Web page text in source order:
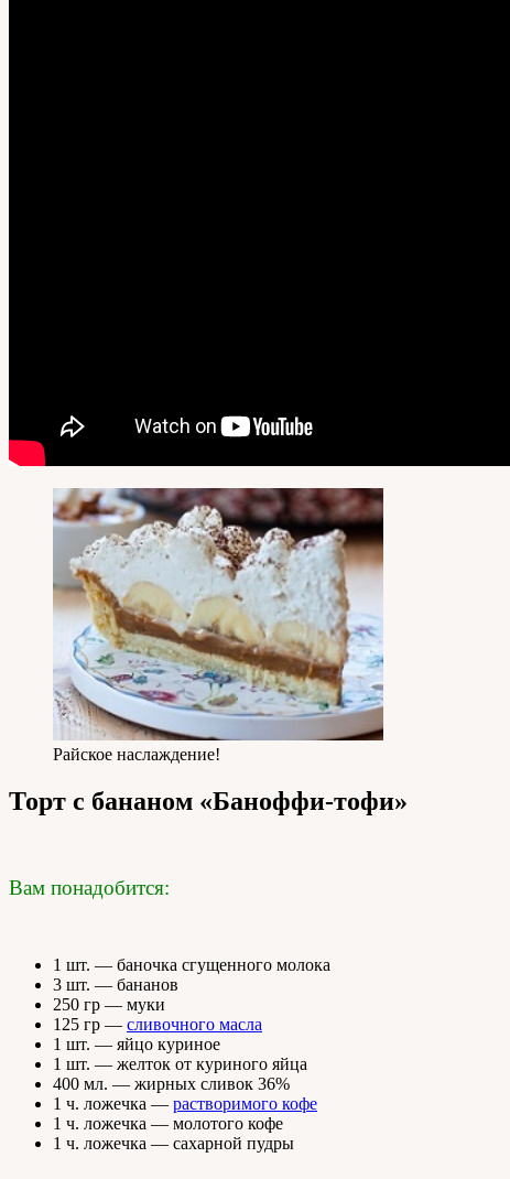
Райское наслаждение!
Торт с бананом «Баноффи-тофи»
Вам понадобится:
1 шт. — баночка сгущенного молока
3 шт. — бананов
250 гр — муки
125 гр — сливочного масла
1 шт. — яйцо куриное
1 шт. — желток от куриного яйца
400 мл. — жирных сливок 36%
1 ч. ложечка — растворимого кофе
1 ч. ложечка — молотого кофе
1 ч. ложечка — сахарной пудры